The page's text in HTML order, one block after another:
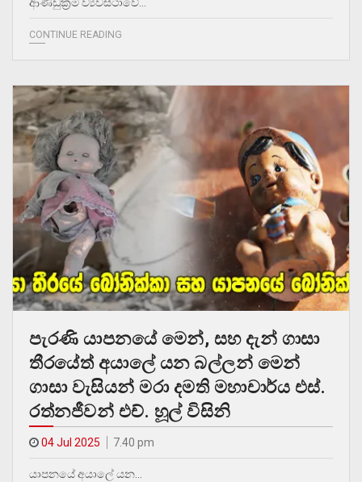
ආණ්ඩුක්‍රම ව්‍යවස්ථාවේ…
CONTINUE READING
පැරණි යාපනයේ මෙන්, සහ දැන් ගාසා
තීරයේත් අයාලේ යන බල්ලන් මෙන්
ගාසා වැසියන් මරා දමති මහාචාර්ය එස්.
රත්නජීවන් එච්. හූල් විසිනි
04 Jul 2025 7.40 pm
යාපනයේ අයාලේ යන…